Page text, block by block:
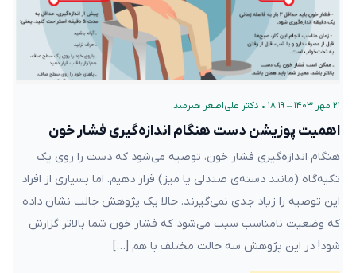
۲۱ مهر ۱۴۰۳ – ۱۸:۱۹ • دکتر علی‌اصغر هنرمند
اهمیت پوزیشن دست هنگام اندازه‌گیری فشار خون
هنگام اندازه‌گیری فشار خون، توصیه می‌شود که دست را روی یک
تکیه‌گاه (مانند دسته‌ی صندلی یا میز) قرار دهیم. اما بسیاری از افراد
این توصیه را زیاد جدی نمی‌گیرند. حالا یک پژوهش جالب نشان داده
که وضعیت نامناسب سبب می‌شود که فشار خون شما بالاتر گزارش
شود! در این پژوهش سه حالت مختلف با هم […]